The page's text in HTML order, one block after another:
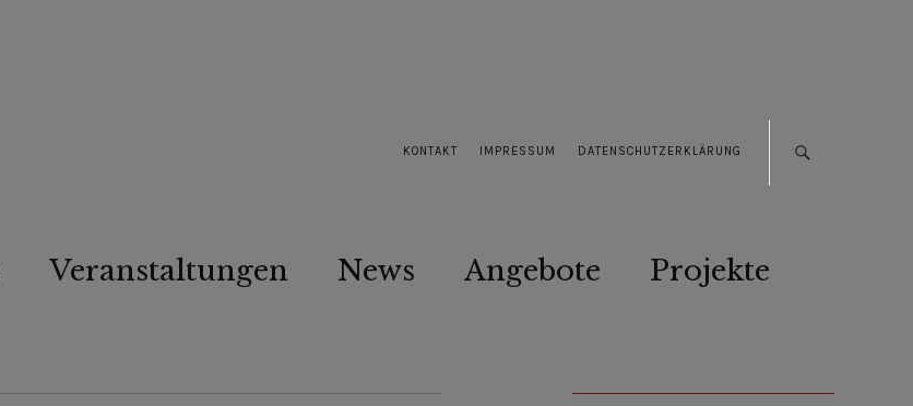
KONTAKT IMPRESSUM DATENSCHUTZERKLÄRUNG
Veranstaltungen News Angebote Projekte